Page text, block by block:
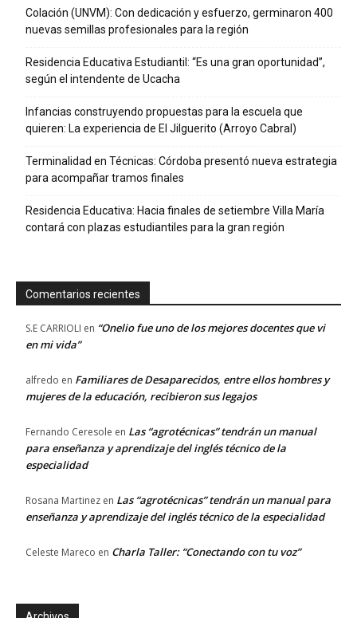
Colación (UNVM): Con dedicación y esfuerzo, germinaron 400
nuevas semillas profesionales para la región
Residencia Educativa Estudiantil: “Es una gran oportunidad”,
según el intendente de Ucacha
Infancias construyendo propuestas para la escuela que
quieren: La experiencia de El Jilguerito (Arroyo Cabral)
Terminalidad en Técnicas: Córdoba presentó nueva estrategia
para acompañar tramos finales
Residencia Educativa: Hacia finales de setiembre Villa María
contará con plazas estudiantiles para la gran región
Comentarios recientes
S.E CARRIOLI en “Onelio fue uno de los mejores docentes que vi
en mi vida”
alfredo en Familiares de Desaparecidos, entre ellos hombres y
mujeres de la educación, recibieron sus legajos
Fernando Ceresole en Las “agrotécnicas” tendrán un manual
para enseñanza y aprendizaje del inglés técnico de la
especialidad
Rosana Martinez en Las “agrotécnicas” tendrán un manual para
enseñanza y aprendizaje del inglés técnico de la especialidad
Celeste Mareco en Charla Taller: “Conectando con tu voz”